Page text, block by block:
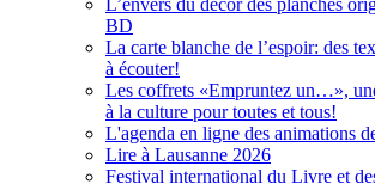
BD
La carte blanche de l’espoir: des
à écouter!
Les coffrets «Empruntez un…»,
à la culture pour toutes et tous!
L'agenda en ligne des animations
Lire à Lausanne 2026
Festival international du Livre et